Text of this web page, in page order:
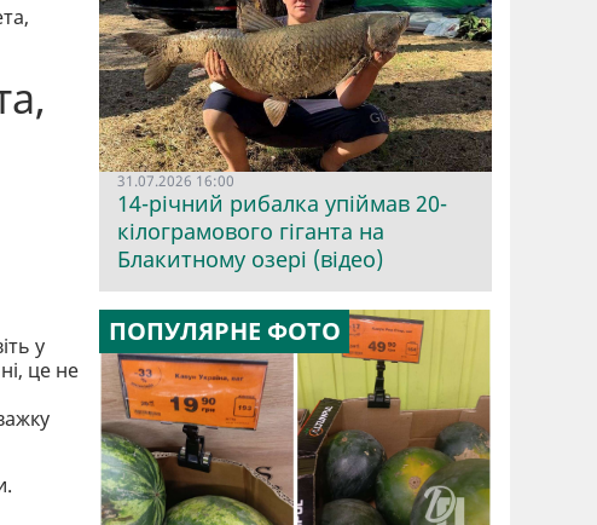
у
це не
31.07.2026 16:00
14-річний рибалка упіймав 20-
кілограмового гіганта на
Блакитному озері (відео)
ПОПУЛЯРНЕ ФОТО